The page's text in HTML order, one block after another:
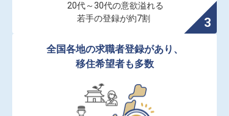
20代～30代の意欲溢れる
若手の登録が約7割
全国各地の求職者登録があり、
移住希望者も多数